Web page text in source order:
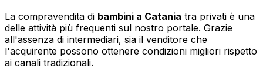
La compravendita di bambini a Catania tra privati è una
delle attività più frequenti sul nostro portale. Grazie
all'assenza di intermediari, sia il venditore che
l'acquirente possono ottenere condizioni migliori rispetto
ai canali tradizionali.